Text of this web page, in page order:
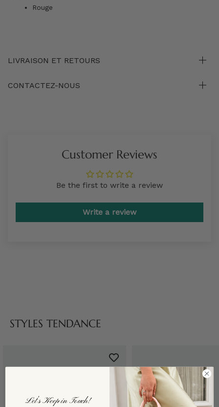
Rouge
LIVRAISON ET RETOURS
CONTACTEZ-NOUS
Customer Reviews
Be the first to write a review
Write a review
STYLES TENDANCE
Let’s Keep in Touch!